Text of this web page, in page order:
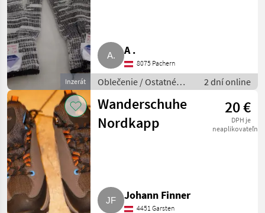
Inzerát
A .
8075 Pachern
Oblečenie / Ostatné
oblečenie
2 dní online
Wanderschuhe
Nordkapp
20 €
DPH je
neaplikovateľné
Johann Finner
4451 Garsten